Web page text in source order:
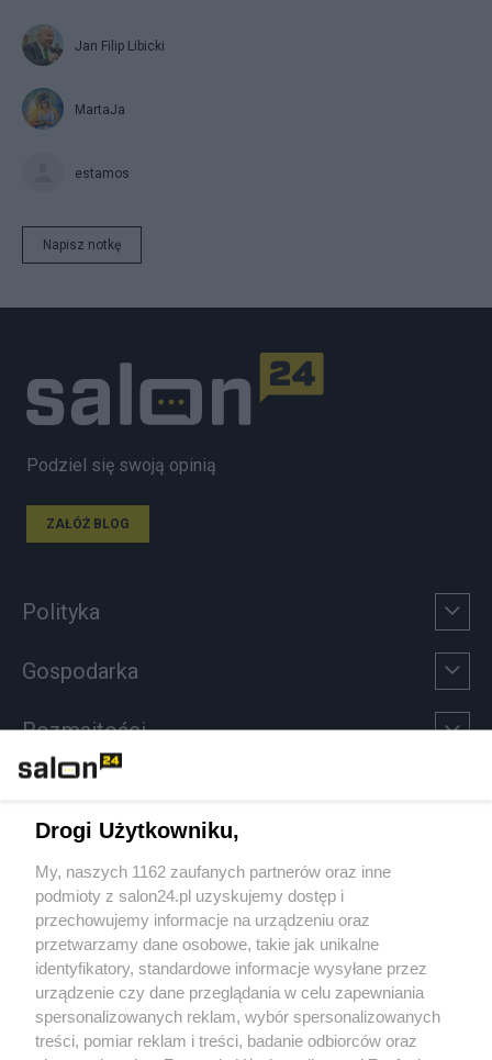
Jan Filip Libicki
MartaJa
estamos
Napisz notkę
Podziel się swoją opinią
ZAŁÓŻ BLOG
Polityka
Gospodarka
Rozmaitości
Sport
Społeczeństwo
Kultura
Drogi Użytkowniku,
My, naszych 1162 zaufanych partnerów oraz inne
podmioty z salon24.pl uzyskujemy dostęp i
przechowujemy informacje na urządzeniu oraz
przetwarzamy dane osobowe, takie jak unikalne
identyfikatory, standardowe informacje wysyłane przez
urządzenie czy dane przeglądania w celu zapewniania
spersonalizowanych reklam, wybór spersonalizowanych
treści, pomiar reklam i treści, badanie odbiorców oraz